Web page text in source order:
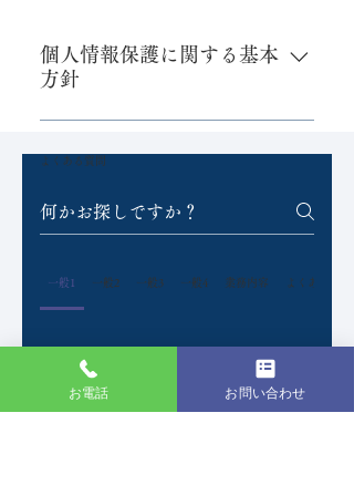
個人情報保護に関する基本
方針
① 個人情報の取得および利用
当法人は、業務上必要な範囲内
り個人情報を取得します。また、
個人情報を利用する場合には、利
行わない等定められた利用目的の
達成に必要な範囲で適正に個人情
利用目的 当法人は、業務上必要
な範囲内で、かつ、適法で公正な
よくある質問
一般1 一般2 一般3 一般4 業務内容 よくあるご質
個人情報保護に関する基本
方針お電話 お問い合わせ